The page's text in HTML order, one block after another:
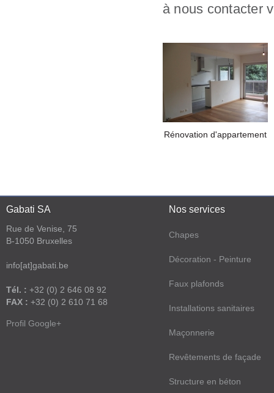
à nous contacter
Rénovation d'appartement
Gabati SA
Rue de Venise, 75
B-1050 Bruxelles
info[at]gabati.be
Tél. : +32 (0) 2 646 08 92
FAX : +32 (0) 2 610 71 68
Profil Google+
Nos services
Chapes
Décoration - Peinture
Faux plafonds
Installations sanitaires
Maçonnerie
Revêtements de façade
Structure en béton